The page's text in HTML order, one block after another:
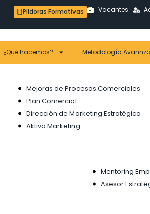
Pildoras Formativas Vacantes
¿Qué hacemos? Metodología Avannza
Mejoras de Procesos Comerciales
Plan Comercial
Dirección de Marketing Estratégico
Aktiva Marketing
Mentoring
Asesor